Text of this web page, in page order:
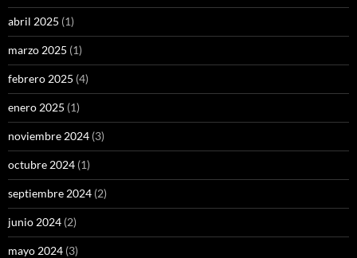
abril 2025 (1)
marzo 2025 (1)
febrero 2025 (4)
enero 2025 (1)
noviembre 2024 (3)
octubre 2024 (1)
septiembre 2024 (2)
junio 2024 (2)
mayo 2024 (3)